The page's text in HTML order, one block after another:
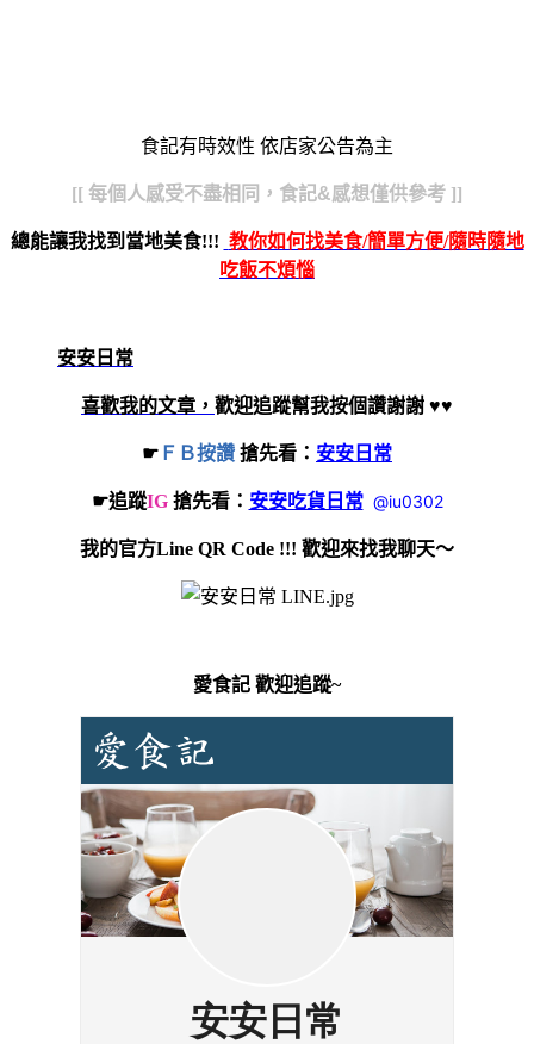
食記有時效性 依店家公告為主
[[ 每個人感受不盡相同，食記&感想僅供參考 ]]
總能讓我找到當地美食!!! 教你如何找美食/簡單方便/隨時隨地
吃飯不煩惱
安安日常
喜歡我的文章， 歡迎追蹤幫我按個讚謝謝 ♥♥
☛ ＦＢ按讚 搶先看： 安安日常
☛追蹤IG 搶先看： 安安吃貨日常 @iu0302
我的官方Line QR Code !!! 歡迎來找我聊天～
愛食記 歡迎追蹤~